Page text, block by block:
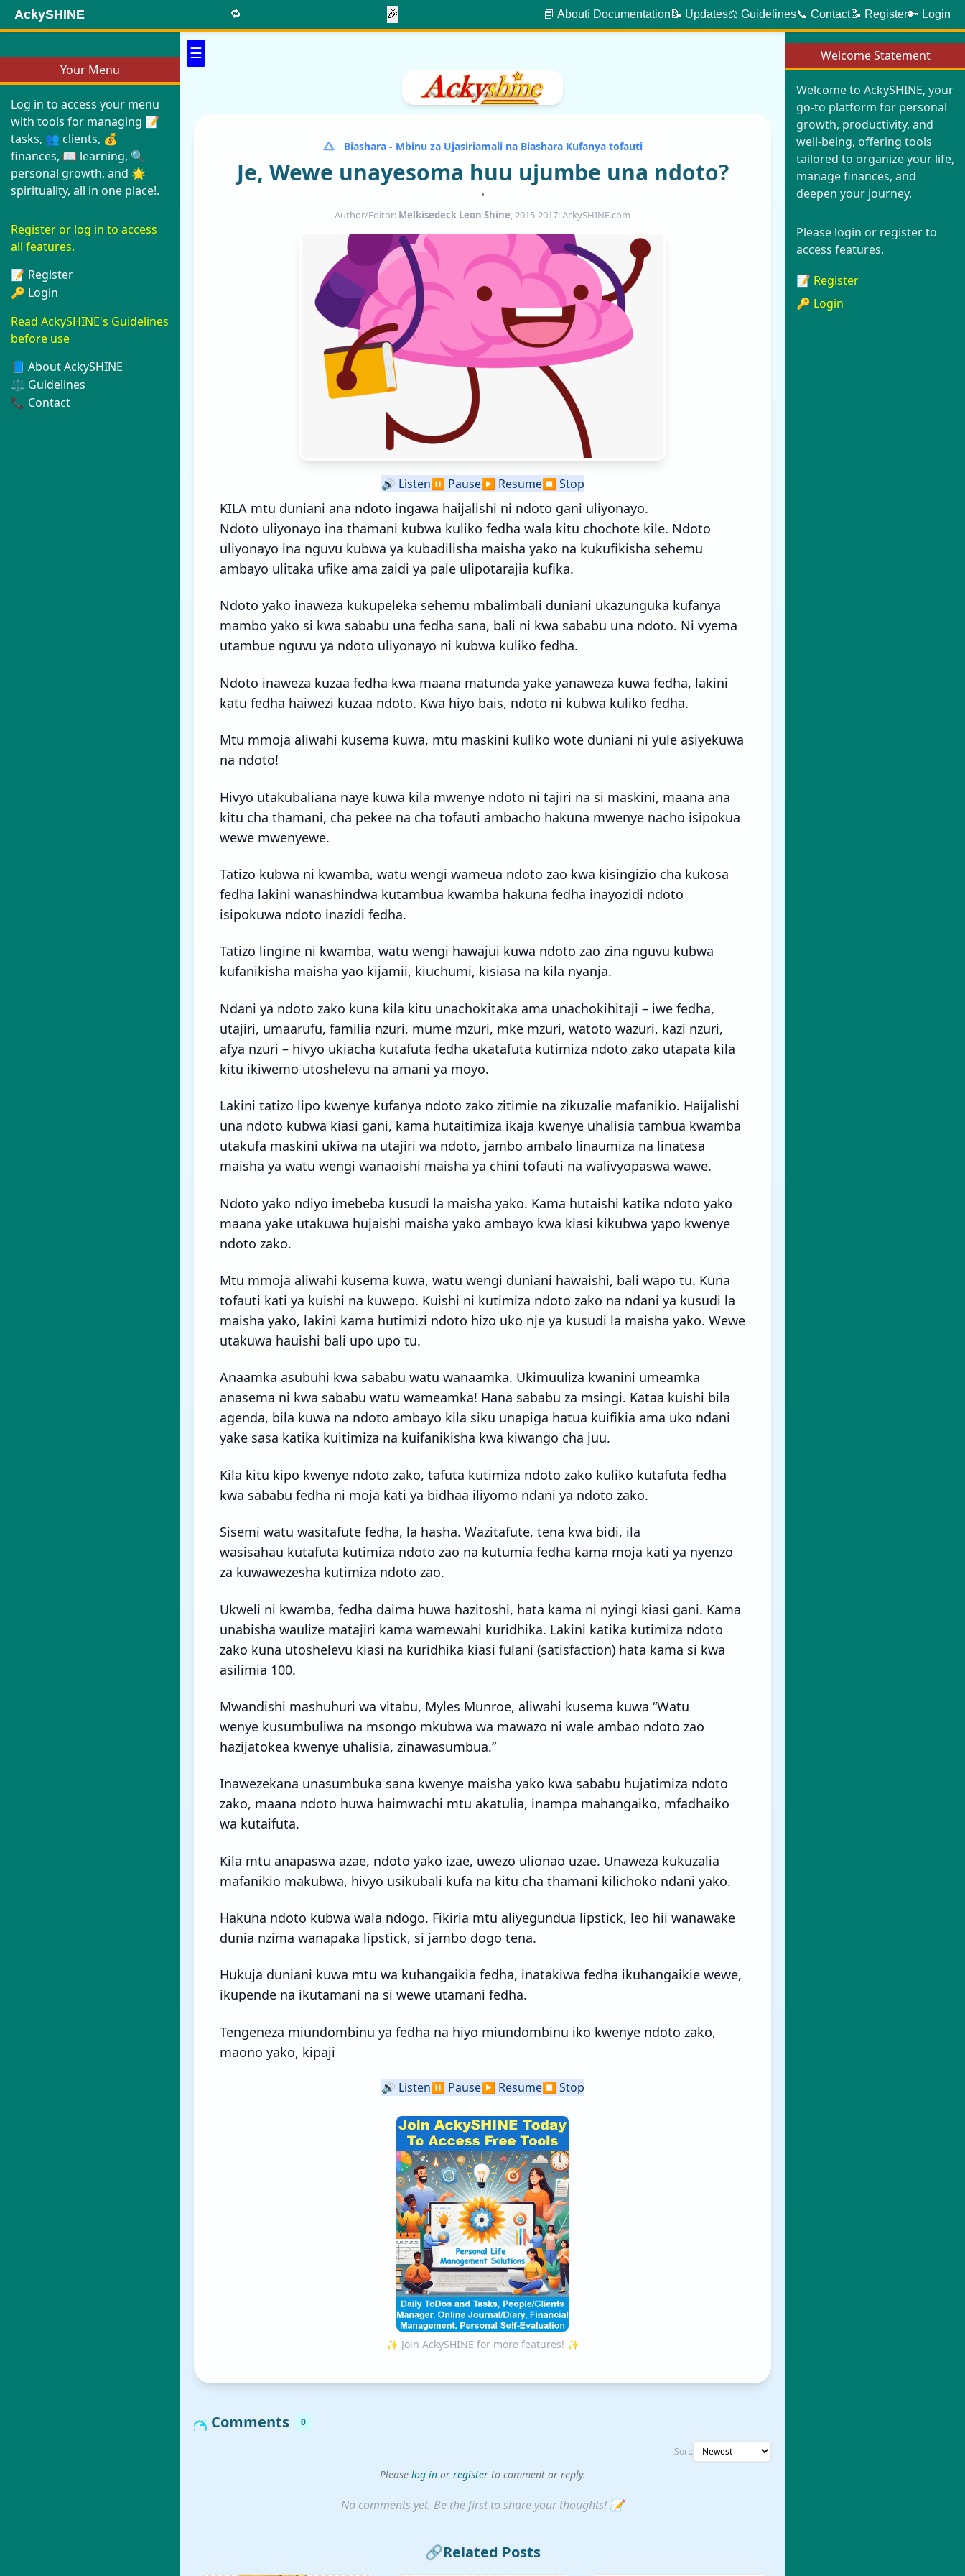
Your Menu
Log in to access your menu
with tools for managing 📝
tasks, 👥 clients, 💰
finances, 📖 learning, 🔍
personal growth, and 🌟
spirituality, all in one place!.
Register or log in to access
all features.
📝 Register
🔑 Login
Read AckySHINE's Guidelines
before use
📘 About AckySHINE
⚖️ Guidelines
📞 Contact
☰ Welcome Statement
Welcome to AckySHINE, your
go-to platform for personal
growth, productivity, and
well-being, offering tools
tailored to organize your life,
manage finances, and
deepen your journey.
Please login or register to
access features.
📝 Register
🔑 Login
AckySHINE 🔁 🎉 📘 Aboutℹ️ Documentation 📝 Updates⚖️ Guidelines📞 Contact📝 Register🔑 Login
Biashara - Mbinu za Ujasiriamali na Biashara Kufanya tofauti
Je, Wewe unayesoma huu ujumbe una ndoto?
•
Author/Editor: Melkisedeck Leon Shine, 2015-2017: AckySHINE.com
🔊 Listen⏸️ Pause▶️ Resume⏹️ Stop
KILA mtu duniani ana ndoto ingawa haijalishi ni ndoto gani uliyonayo.
Ndoto uliyonayo ina thamani kubwa kuliko fedha wala kitu chochote kile. Ndoto
uliyonayo ina nguvu kubwa ya kubadilisha maisha yako na kukufikisha sehemu
ambayo ulitaka ufike ama zaidi ya pale ulipotarajia kufika.
Ndoto yako inaweza kukupeleka sehemu mbalimbali duniani ukazunguka kufanya
mambo yako si kwa sababu una fedha sana, bali ni kwa sababu una ndoto. Ni vyema
utambue nguvu ya ndoto uliyonayo ni kubwa kuliko fedha.
Ndoto inaweza kuzaa fedha kwa maana matunda yake yanaweza kuwa fedha, lakini
katu fedha haiwezi kuzaa ndoto. Kwa hiyo bais, ndoto ni kubwa kuliko fedha.
Mtu mmoja aliwahi kusema kuwa, mtu maskini kuliko wote duniani ni yule asiyekuwa
na ndoto!
Hivyo utakubaliana naye kuwa kila mwenye ndoto ni tajiri na si maskini, maana ana
kitu cha thamani, cha pekee na cha tofauti ambacho hakuna mwenye nacho isipokua
wewe mwenyewe.
Tatizo kubwa ni kwamba, watu wengi wameua ndoto zao kwa kisingizio cha kukosa
fedha lakini wanashindwa kutambua kwamba hakuna fedha inayozidi ndoto
isipokuwa ndoto inazidi fedha.
Tatizo lingine ni kwamba, watu wengi hawajui kuwa ndoto zao zina nguvu kubwa
kufanikisha maisha yao kijamii, kiuchumi, kisiasa na kila nyanja.
Ndani ya ndoto zako kuna kila kitu unachokitaka ama unachokihitaji – iwe fedha,
utajiri, umaarufu, familia nzuri, mume mzuri, mke mzuri, watoto wazuri, kazi nzuri,
afya nzuri – hivyo ukiacha kutafuta fedha ukatafuta kutimiza ndoto zako utapata kila
kitu ikiwemo utoshelevu na amani ya moyo.
Lakini tatizo lipo kwenye kufanya ndoto zako zitimie na zikuzalie mafanikio. Haijalishi
una ndoto kubwa kiasi gani, kama hutaitimiza ikaja kwenye uhalisia tambua kwamba
utakufa maskini ukiwa na utajiri wa ndoto, jambo ambalo linaumiza na linatesa
maisha ya watu wengi wanaoishi maisha ya chini tofauti na walivyopaswa wawe.
Ndoto yako ndiyo imebeba kusudi la maisha yako. Kama hutaishi katika ndoto yako
maana yake utakuwa hujaishi maisha yako ambayo kwa kiasi kikubwa yapo kwenye
ndoto zako.
Mtu mmoja aliwahi kusema kuwa, watu wengi duniani hawaishi, bali wapo tu. Kuna
tofauti kati ya kuishi na kuwepo. Kuishi ni kutimiza ndoto zako na ndani ya kusudi la
maisha yako, lakini kama hutimizi ndoto hizo uko nje ya kusudi la maisha yako. Wewe
utakuwa hauishi bali upo upo tu.
Anaamka asubuhi kwa sababu watu wanaamka. Ukimuuliza kwanini umeamka
anasema ni kwa sababu watu wameamka! Hana sababu za msingi. Kataa kuishi bila
agenda, bila kuwa na ndoto ambayo kila siku unapiga hatua kuifikia ama uko ndani
yake sasa katika kuitimiza na kuifanikisha kwa kiwango cha juu.
Kila kitu kipo kwenye ndoto zako, tafuta kutimiza ndoto zako kuliko kutafuta fedha
kwa sababu fedha ni moja kati ya bidhaa iliyomo ndani ya ndoto zako.
Sisemi watu wasitafute fedha, la hasha. Wazitafute, tena kwa bidi, ila
wasisahau kutafuta kutimiza ndoto zao na kutumia fedha kama moja kati ya nyenzo
za kuwawezesha kutimiza ndoto zao.
Ukweli ni kwamba, fedha daima huwa hazitoshi, hata kama ni nyingi kiasi gani. Kama
unabisha waulize matajiri kama wamewahi kuridhika. Lakini katika kutimiza ndoto
zako kuna utoshelevu kiasi na kuridhika kiasi fulani (satisfaction) hata kama si kwa
asilimia 100.
Mwandishi mashuhuri wa vitabu, Myles Munroe, aliwahi kusema kuwa “Watu
wenye kusumbuliwa na msongo mkubwa wa mawazo ni wale ambao ndoto zao
hazijatokea kwenye uhalisia, zinawasumbua.”
Inawezekana unasumbuka sana kwenye maisha yako kwa sababu hujatimiza ndoto
zako, maana ndoto huwa haimwachi mtu akatulia, inampa mahangaiko, mfadhaiko
wa kutaifuta.
Kila mtu anapaswa azae, ndoto yako izae, uwezo ulionao uzae. Unaweza kukuzalia
mafanikio makubwa, hivyo usikubali kufa na kitu cha thamani kilichoko ndani yako.
Hakuna ndoto kubwa wala ndogo. Fikiria mtu aliyegundua lipstick, leo hii wanawake
dunia nzima wanapaka lipstick, si jambo dogo tena.
Hukuja duniani kuwa mtu wa kuhangaikia fedha, inatakiwa fedha ikuhangaikie wewe,
ikupende na ikutamani na si wewe utamani fedha.
Tengeneza miundombinu ya fedha na hiyo miundombinu iko kwenye ndoto zako,
maono yako, kipaji
🔊 Listen⏸️ Pause▶️ Resume⏹️ Stop
✨ Join AckySHINE for more features! ✨
Comments 0
Sort:
Please log inor registerto comment or reply.
No comments yet. Be the first to share your thoughts! 📝
🔗Related Posts